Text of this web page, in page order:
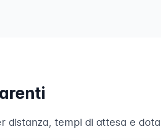
tempi di attesa e